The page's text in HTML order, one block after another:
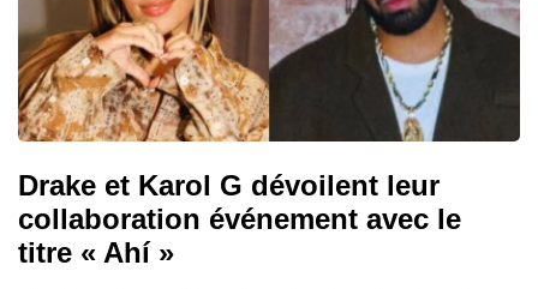
Drake et Karol G dévoilent leur
collaboration événement avec le
titre « Ahí »